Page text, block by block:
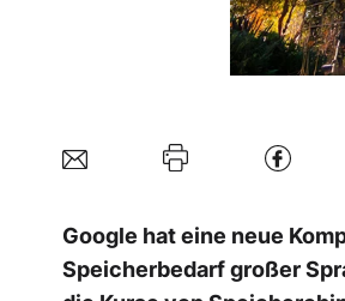
Google hat eine neue
Speicherbedarf großer